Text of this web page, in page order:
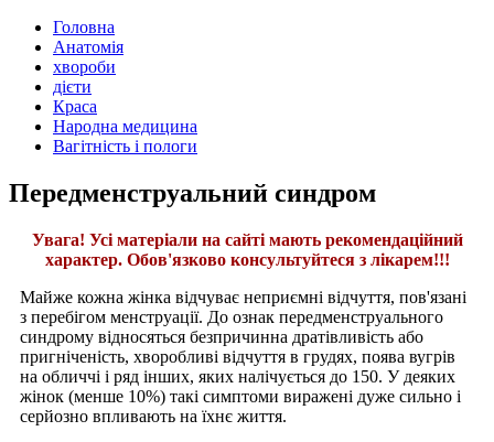
Головна
Анатомія
хвороби
дієти
Краса
Народна медицина
Вагітність і пологи
Передменструальний синдром
Увага! Усі матеріали на сайті мають рекомендаційний
характер. Обов'язково консультуйтеся з лікарем!!!
Майже кожна жінка відчуває неприємні відчуття, пов'язані
з перебігом менструації. До ознак передменструального
синдрому відносяться безпричинна дратівливість або
пригніченість, хворобливі відчуття в грудях, поява вугрів
на обличчі і ряд інших, яких налічується до 150. У деяких
жінок (менше 10%) такі симптоми виражені дуже сильно і
серйозно впливають на їхнє життя.